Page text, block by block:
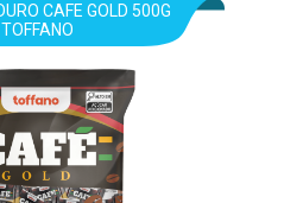
CAFE GOLD 500G
TOFFANO